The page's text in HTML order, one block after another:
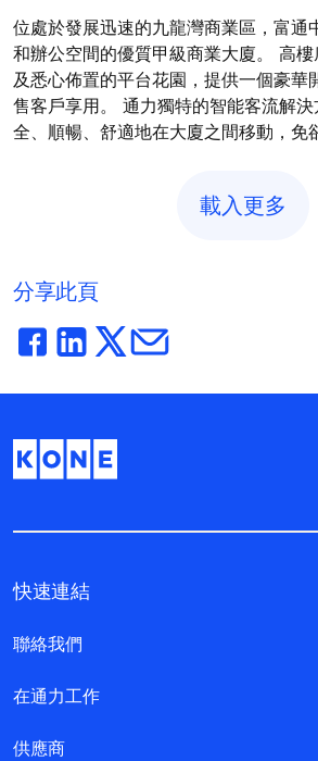
位處於發展迅速的九龍灣商業區，富通
和辦公空間的優質甲級商業大廈。 高
及悉心佈置的平台花園，提供一個豪華
售客戶享用。 通力獨特的智能客流解
全、順暢、舒適地在大廈之間移動，免
載入更多
分享此頁
快速連結
聯絡我們
在通力工作
供應商